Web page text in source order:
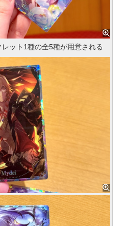
ット1種の全5種が用意される